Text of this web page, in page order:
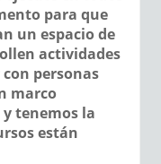
para que
un espacio de
actividades
personas
marco
tenemos la
están